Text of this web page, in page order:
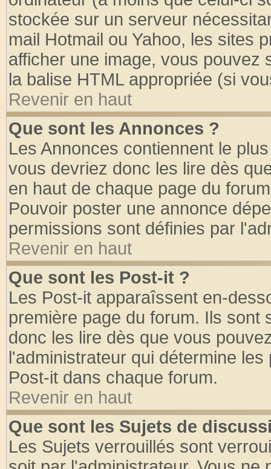
stockée sur un serveur
mail Hotmail ou Yahoo, les sites
afficher une image, vous pouvez
la balise HTML appropriée (si
Revenir en haut
Que sont les Annonces ?
Les Annonces contiennent le
vous devriez donc les lire dès
en haut de chaque page du
Pouvoir poster une annonce
permissions sont définies par
Revenir en haut
Que sont les Post-it ?
Les Post-it apparaîssent en-
première page du forum. Ils
donc les lire dès que vous
l'administrateur qui détermine
Post-it dans chaque forum.
Revenir en haut
Que sont les Sujets de
Les Sujets verrouillés sont